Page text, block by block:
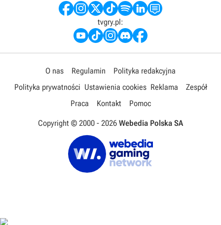
tvgry.pl:
O nas Regulamin
Polityka redakcyjna
Polityka prywatności Ustawienia cookies Reklama
Zespół
Praca
Kontakt Pomoc
Copyright © 2000 - 2026 Webedia Polska SA